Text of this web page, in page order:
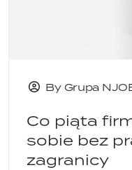
By Grupa
Co piąta
sobie bez
zagranicy